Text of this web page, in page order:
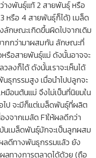
างพันธุ์แท้ 2 สายพันธุ์ หรือ
หรือ 4 สายพันธุ์ก็ได้) เมล็ด
ลักษณะเกิดขึ้นผิดไปจากเดิม
กกว่ามาผสมกัน ลักษณะที่
รือสายพันธุ์แม่ ดังนั้นอาจจะ
ลงก็ได้ ดังนั้นเราจะเห็นได้
ธุกรรมสูง เมื่อนำไปปลูกจะ
มือนต้นแม่ จึงไม่เป็นที่นิยมใน
ไป จะมีก็แต่เมล็ดพันธุ์ที่ผลิต
งจากเมล้ด F1ให้ผลดีกว่า
เมล็ดพันธุ์มักจะเป็นลูกผสม
ลดีทางพันธุกรรมแล้ว ยัง
ลทางการตลาดได้ด้วย (ถือ